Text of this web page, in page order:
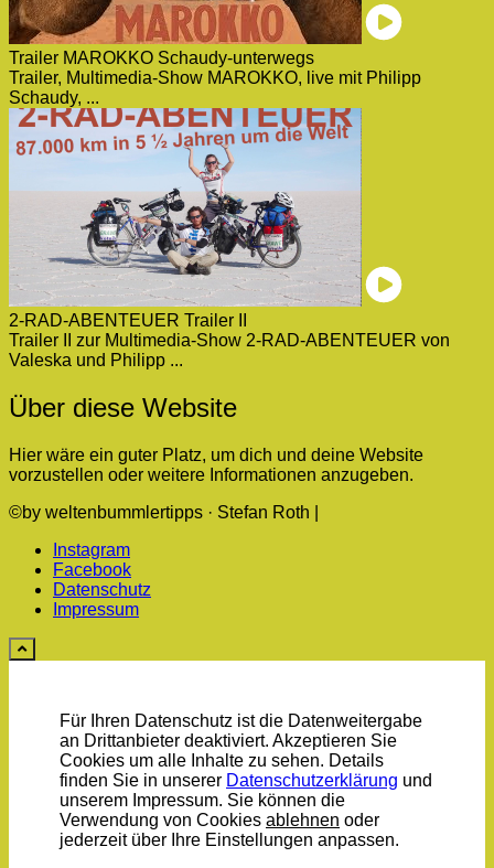
Trailer MAROKKO Schaudy-unterwegs
Trailer, Multimedia-Show MAROKKO, live mit Philipp
Schaudy, ...
2-RAD-ABENTEUER Trailer II
Trailer II zur Multimedia-Show 2-RAD-ABENTEUER von
Valeska und Philipp ...
Über diese Website
Hier wäre ein guter Platz, um dich und deine Website
vorzustellen oder weitere Informationen anzugeben.
©by weltenbummlertipps · Stefan Roth |
Instagram
Facebook
Datenschutz
Impressum
Für Ihren Datenschutz ist die Datenweitergabe
an Drittanbieter deaktiviert. Akzeptieren Sie
Cookies um alle Inhalte zu sehen. Details
finden Sie in unserer Datenschutzerklärung und
unserem Impressum. Sie können die
Verwendung von Cookies ablehnen oder
jederzeit über Ihre Einstellungen anpassen.